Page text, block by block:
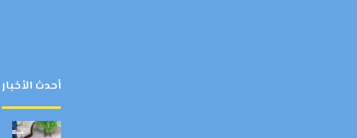
أحدث الأخبار